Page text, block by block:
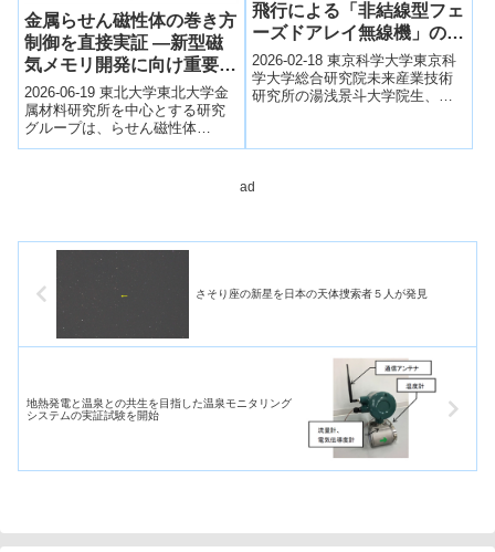
金属らせん磁性体の巻き方
制御を直接実証 ―新型磁
気メモリ開発に向け重要な
基盤を確立―
2026-06-19 東北大学東北大学金
属材料研究所を中心とする研究
グループは、らせん磁性体
YMn₆Sn₆において、磁気モーメ
飛行による「非結線型フェ
ーズドアレイ無線機」の開
発に成功～安価な衛星-ス
マホ直接高速通信の実現に
期待～
2026-02-18 東京科学大学東京科
学大学総合研究院未来産業技術
研究所の湯浅景斗大学院生、白
学、インタ...
ad
さそり座の新星を日本の天体捜索者５人が発見
地熱発電と温泉との共生を目指した温泉モニタリング
システムの実証試験を開始